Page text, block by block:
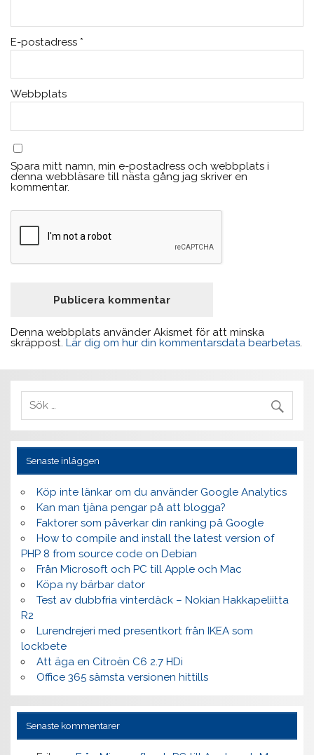
E-postadress *
Webbplats
Spara mitt namn, min e-postadress och webbplats i
denna webbläsare till nästa gång jag skriver en
kommentar.
Denna webbplats använder Akismet för att minska
skräppost.Lär dig om hur din kommentarsdata bearbetas.
Senaste inläggen
Köp inte länkar om du använder Google Analytics
Kan man tjäna pengar på att blogga?
Faktorer som påverkar din ranking på Google
How to compile and install the latest version of
PHP 8 from source code on Debian
Från Microsoft och PC till Apple och Mac
Köpa ny bärbar dator
Test av dubbfria vinterdäck – Nokian Hakkapeliitta
R2
Lurendrejeri med presentkort från IKEA som
lockbete
Att äga en Citroën C6 2.7 HDi
Office 365 sämsta versionen hittills
Senaste kommentarer